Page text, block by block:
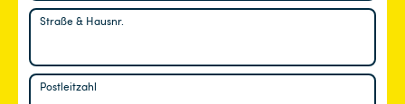
Straße & Hausnr.
Postleitzahl